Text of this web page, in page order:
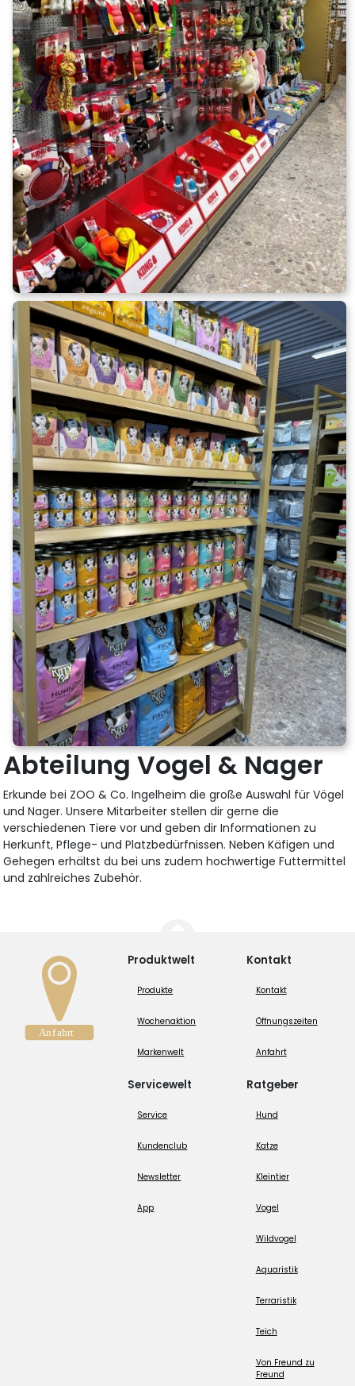
Abteilung Vogel & Nager
Erkunde bei ZOO & Co. Ingelheim die große Auswahl für Vögel
und Nager. Unsere Mitarbeiter stellen dir gerne die
verschiedenen Tiere vor und geben dir Informationen zu
Herkunft, Pflege- und Platzbedürfnissen. Neben Käfigen und
Gehegen erhältst du bei uns zudem hochwertige Futtermittel
und zahlreiches Zubehör.
Produktwelt
Produkte
Wochenaktion
Markenwelt
Servicewelt
Service
Kundenclub
Newsletter
App
Kontakt
Kontakt
Öffnungszeiten
Anfahrt
Ratgeber
Hund
Katze
Kleintier
Vogel
Wildvogel
Aquaristik
Terraristik
Teich
Von Freund zu
Freund